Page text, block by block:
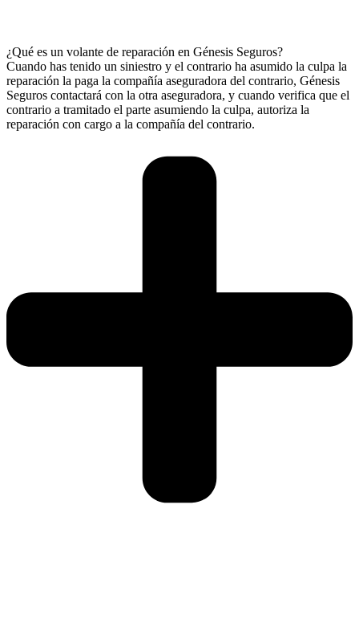
¿Qué es un volante de reparación en Génesis Seguros?
Cuando has tenido un siniestro y el contrario ha asumido la culpa la
reparación la paga la compañía aseguradora del contrario, Génesis
Seguros contactará con la otra aseguradora, y cuando verifica que el
contrario a tramitado el parte asumiendo la culpa, autoriza la
reparación con cargo a la compañía del contrario.